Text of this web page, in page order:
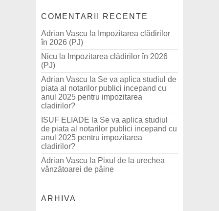
COMENTARII RECENTE
Adrian Vascu la Impozitarea clădirilor
în 2026 (PJ)
Nicu la Impozitarea clădirilor în 2026
(PJ)
Adrian Vascu la Se va aplica studiul de
piata al notarilor publici incepand cu
anul 2025 pentru impozitarea
cladirilor?
ISUF ELIADE la Se va aplica studiul
de piata al notarilor publici incepand cu
anul 2025 pentru impozitarea
cladirilor?
Adrian Vascu la Pixul de la urechea
vânzătoarei de pâine
ARHIVA